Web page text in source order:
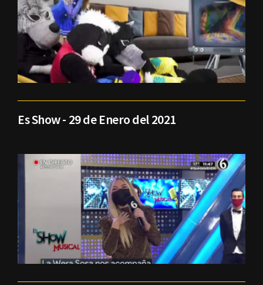
Es Show - 29 de Enero del 2021